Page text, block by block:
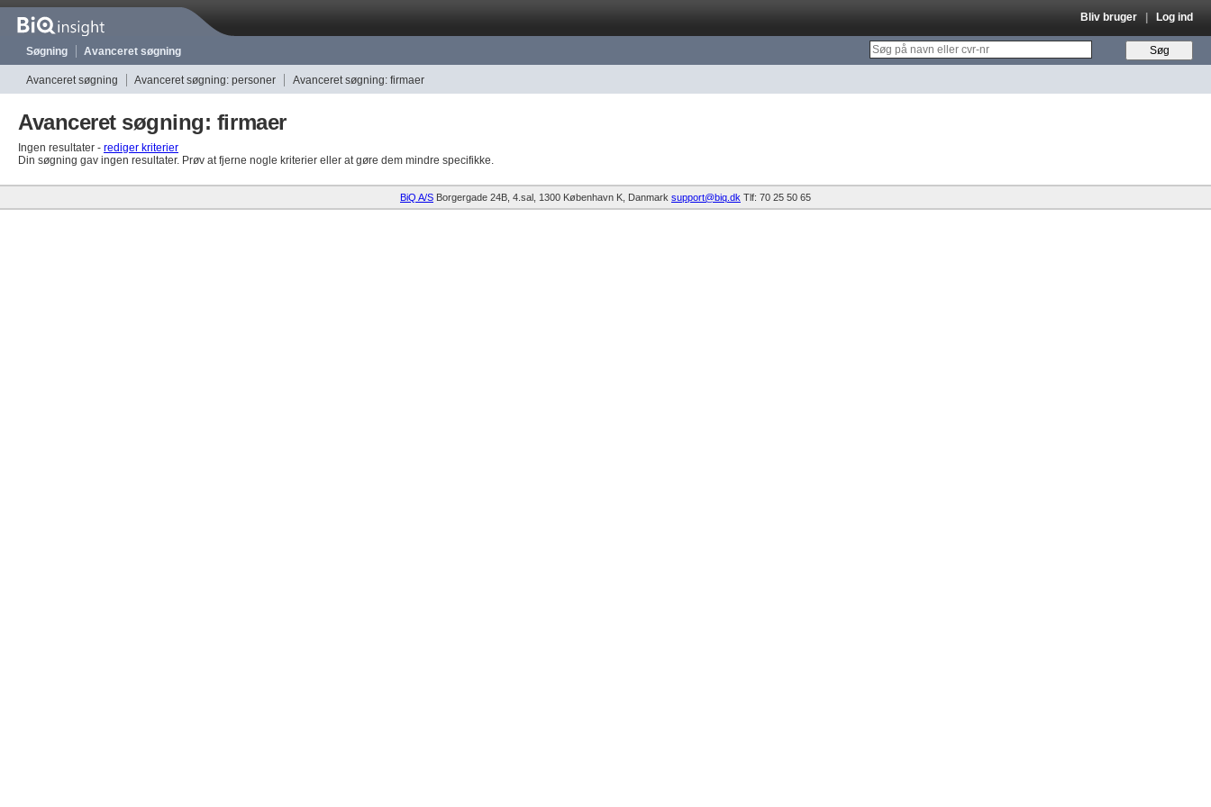
Bliv bruger Log ind
Søgning Avanceret søgning
Avanceret søgning Avanceret søgning: personer Avanceret søgning: firmaer
Avanceret søgning: firmaer
Ingen resultater - rediger kriterier
Din søgning gav ingen resultater. Prøv at fjerne nogle kriterier eller at gøre dem mindre specifikke.
BiQ A/S Borgergade 24B, 4.sal 1300 København K Danmark support@biq.dk Tlf: 70 25 50 65